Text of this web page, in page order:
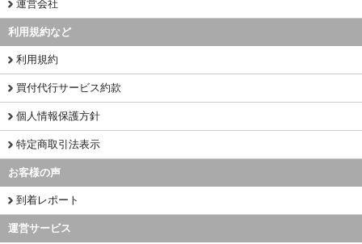
運営会社
利用規約など
利用規約
買付代行サービス約款
個人情報保護方針
特定商取引法表示
お客様の声
到着レポート
運営サービス